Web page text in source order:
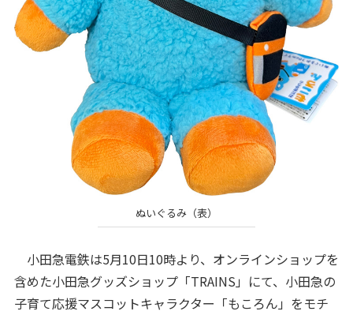
ぬいぐるみ（表）
小田急電鉄は5月10日10時より、オンラインショップを
含めた小田急グッズショップ「TRAINS」にて、小田急の
子育て応援マスコットキャラクター「もころん」をモチ